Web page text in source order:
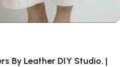
By Leather DIY Studio. |